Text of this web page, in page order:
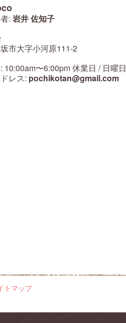
: 岩井 佐知子
市大字小河原111-2
10:00am〜6:00pm 休業日 / 日曜日
レス: pochikotan@gmail.com
トマップ